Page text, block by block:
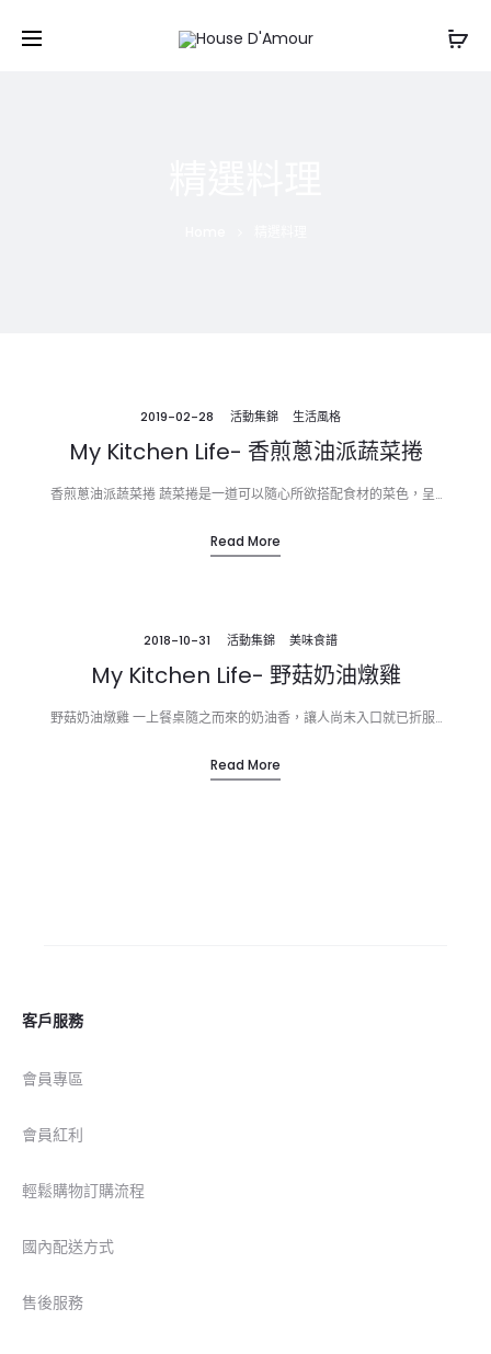
2019-02-28 活動集錦 生活風格
My Kitchen Life- 香煎蔥油派蔬菜捲
香煎蔥油派蔬菜捲 蔬菜捲是一道可以隨心所欲搭配食材的菜色，呈…
Read More
2018-10-31 活動集錦 美味食譜
My Kitchen Life- 野菇奶油燉雞
野菇奶油燉雞 一上餐桌隨之而來的奶油香，讓人尚未入口就已折服…
Read More
客戶服務
會員專區
會員紅利
輕鬆購物訂購流程
國內配送方式
售後服務